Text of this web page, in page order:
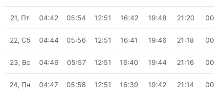
21, Пт 04:42 05:54 12:51 16:42 19:48 21:20
22, Сб 04:44 05:56 12:51 16:41 19:46 21:18
23, Вс 04:46 05:57 12:51 16:40 19:44 21:16
24, Пн 04:47 05:58 12:51 16:39 19:42 21:14